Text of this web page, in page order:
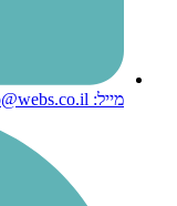
מייל: info@webs.co.il